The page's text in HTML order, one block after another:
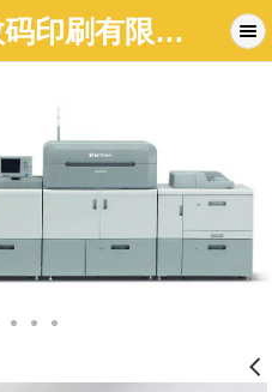
山东学府图文数码印刷有限公司-济南图文店|济南标书制作|济南数码快印-济南学府图文快印有限公司
󰊒